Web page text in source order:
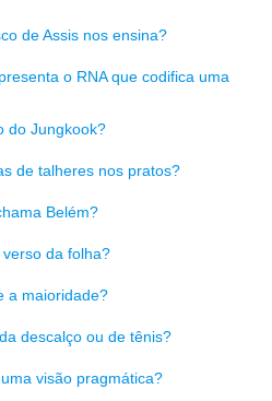
de Assis nos ensina?
o RNA que codifica uma
do Jungkook?
de talheres nos pratos?
Belém?
da folha?
a maioridade?
descalço ou de tênis?
visão pragmática?